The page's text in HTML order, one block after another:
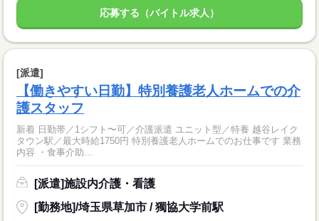
応募する（バイトル求人）
[派遣]
【働きやすい日勤】特別養護老人ホームでの介
護スタッフ
新着 日勤帯／1シフト〜可／介護派遣 ユニット型／特養 越谷レイク
タウン駅／最大時給1750円 特別養護老人ホームでのお仕事です 業務
内容 ・食事介助...
[派遣]施設内介護・看護
[勤務地]/埼玉県草加市 / 獨協大学前駅